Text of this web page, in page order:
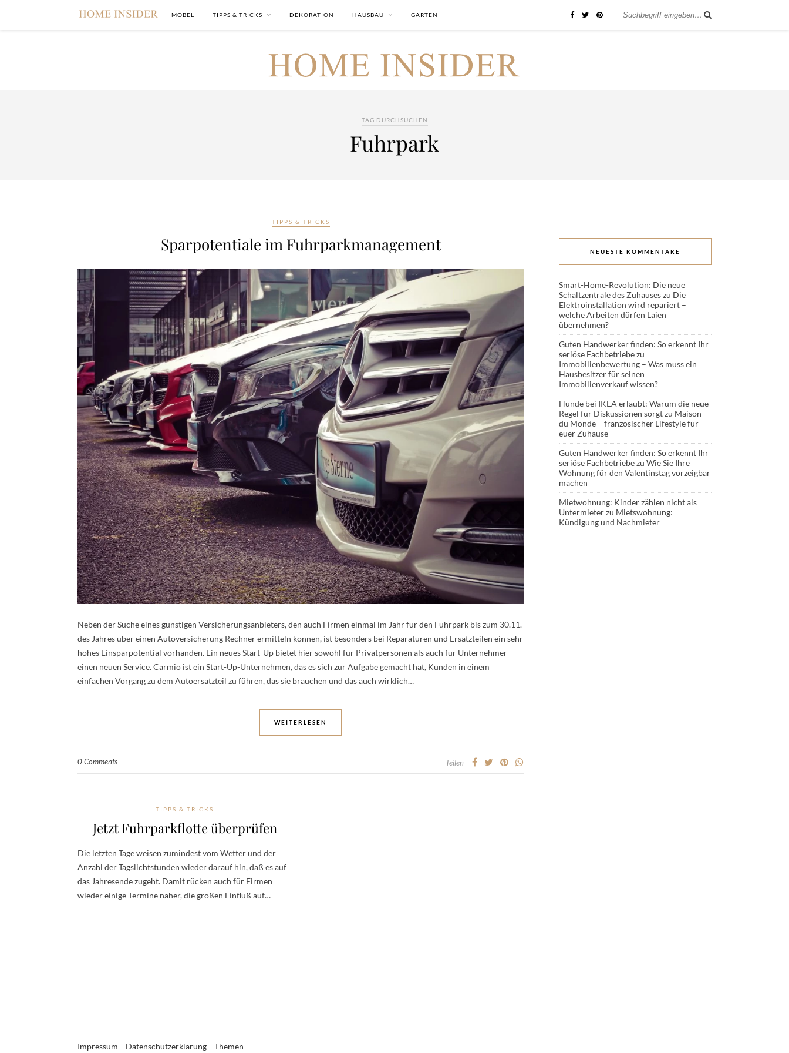
MÖBEL TIPPS & TRICKS DEKORATION HAUSBAU GARTEN
TAG DURCHSUCHEN
Fuhrpark
TIPPS & TRICKS
Sparpotentiale im Fuhrparkmanagement
Neben der Suche eines günstigen Versicherungsanbieters, den auch Firmen einmal im Jahr für den Fuhrpark bis zum 30.11.
des Jahres über einen Autoversicherung Rechner ermitteln können, ist besonders bei Reparaturen und Ersatzteilen ein sehr
hohes Einsparpotential vorhanden. Ein neues Start-Up bietet hier sowohl für Privatpersonen als auch für Unternehmer
einen neuen Service. Carmio ist ein Start-Up-Unternehmen, das es sich zur Aufgabe gemacht hat, Kunden in einem
einfachen Vorgang zu dem Autoersatzteil zu führen, das sie brauchen und das auch wirklich…
WEITERLESEN
0 Comments Teilen
TIPPS & TRICKS
Jetzt Fuhrparkflotte überprüfen
Die letzten Tage weisen zumindest vom Wetter und der
Anzahl der Tagslichtstunden wieder darauf hin, daß es auf
das Jahresende zugeht. Damit rücken auch für Firmen
wieder einige Termine näher, die großen Einfluß auf…
NEUESTE KOMMENTARE
Smart-Home-Revolution: Die neue
Schaltzentrale des Zuhauseszu Die
Elektroinstallation wird repariert –
welche Arbeiten dürfen Laien
übernehmen?
Guten Handwerker finden: So erkennt Ihr
seriöse Fachbetriebezu
Immobilienbewertung – Was muss ein
Hausbesitzer für seinen
Immobilienverkauf wissen?
Hunde bei IKEA erlaubt: Warum die neue
Regel für Diskussionen sorgtzu Maison
du Monde – französischer Lifestyle für
euer Zuhause
Guten Handwerker finden: So erkennt Ihr
seriöse Fachbetriebezu Wie Sie Ihre
Wohnung für den Valentinstag vorzeigbar
machen
Mietwohnung: Kinder zählen nicht als
Untermieterzu Mietswohnung:
Kündigung und Nachmieter
Impressum Datenschutzerklärung Themen